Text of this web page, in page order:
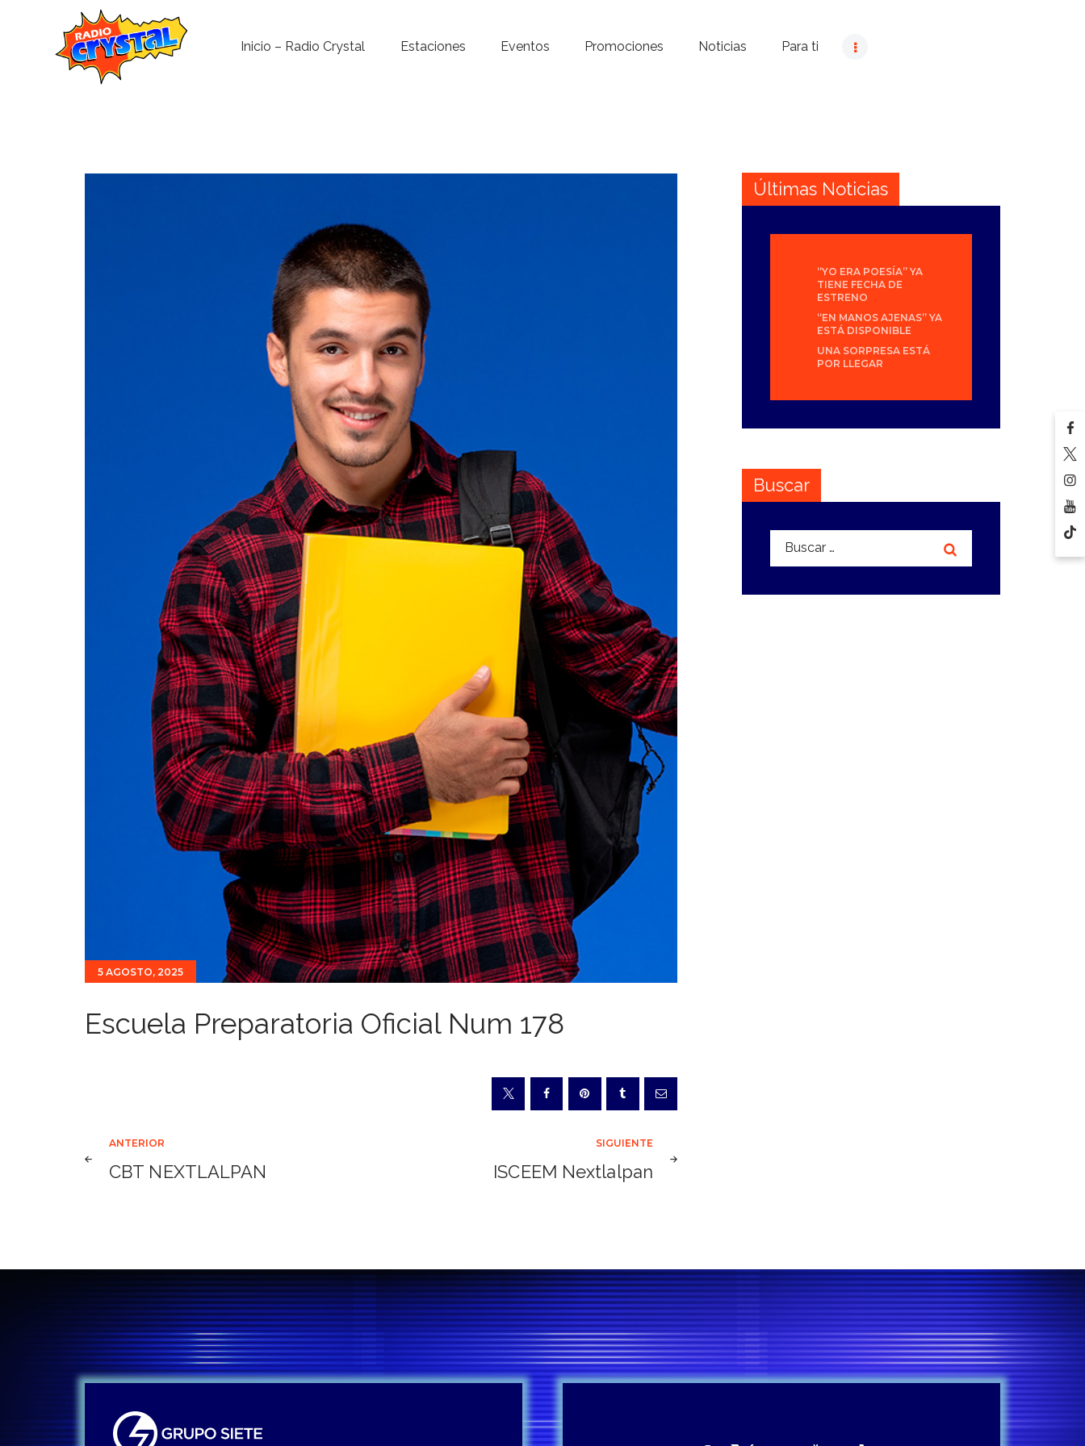
Inicio – Radio Crystal Estaciones Eventos Promociones Noticias Para ti
Para ti
Contacto
5 AGOSTO, 2025
Escuela Preparatoria Oficial Num 178
Navegación
ANTERIOR
CBT NEXTLALPAN
SIGUIENTE
ISCEEM Nextlalpan
Últimas Noticias
“YO ERA POESÍA” YA
TIENE FECHA DE
ESTRENO
“EN MANOS AJENAS” YA
ESTÁ DISPONIBLE
UNA SORPRESA ESTÁ
POR LLEGAR
Buscar
Buscar: